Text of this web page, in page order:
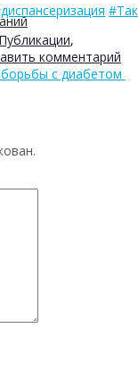
Публикации,
комментарий
с диабетом